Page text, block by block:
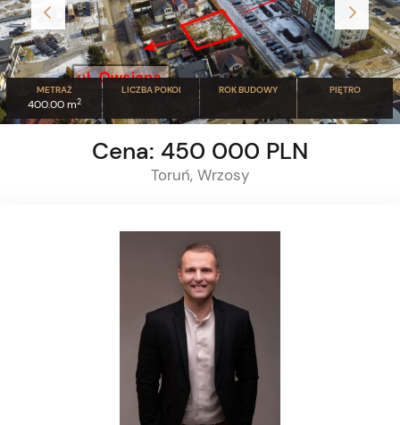
METRAŻ
400.00 m2
LICZBA POKOI ROK BUDOWY PIĘTRO
Cena: 450 000 PLN
Toruń, Wrzosy